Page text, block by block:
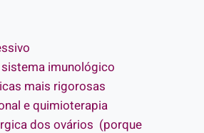
imunológico
mais rigorosas
e quimioterapia
dos ovários (porque